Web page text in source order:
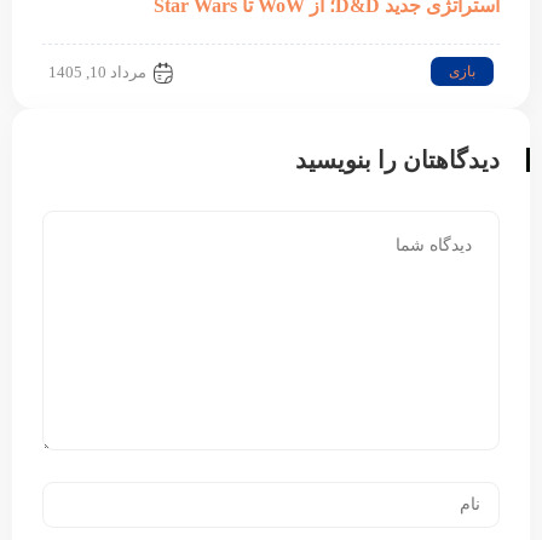
استراتژی جدید D&D؛ از WoW تا Star Wars
بازی مرداد 10, 1405
دیدگاهتان را بنویسید